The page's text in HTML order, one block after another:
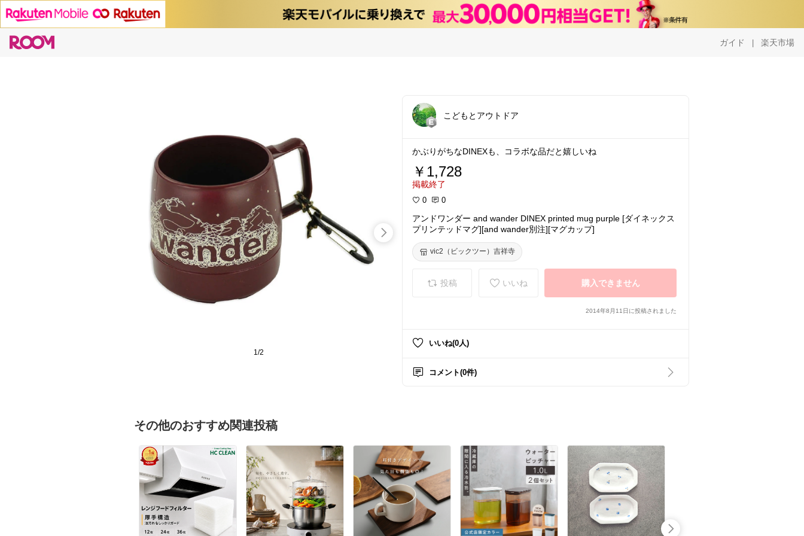
ガイド | 楽天市場
1/2
こどもとアウトドア
かぶりがちなDINEXも、コラボな品だと嬉しいね
￥1,728
掲載終了
0 0
アンドワンダー and wander DINEX printed mug purple [ダイネックス
プリンテッドマグ][and wander別注][マグカップ]
vic2（ビックツー）吉祥寺
投稿 いいね 購入できません
2014年8月11日に投稿されました
いいね(0人)
コメント(0件)
その他のおすすめ関連投稿